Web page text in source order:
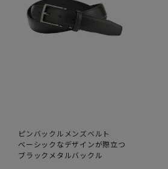
ピンバックルメンズベルト
ベーシックなデザインが際立つ
ブラックメタルバックル